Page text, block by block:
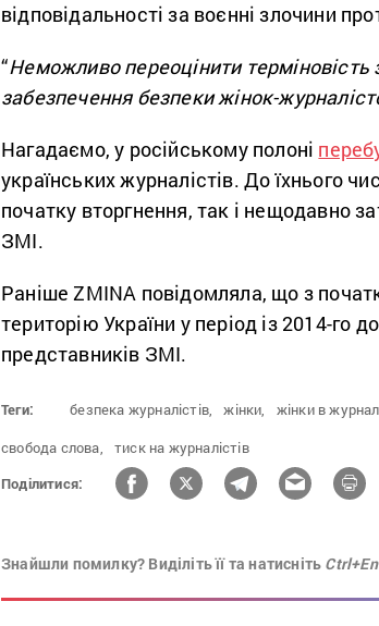
відповідальності за воєнні злочини
“Неможливо переоцінити терміновість
забезпечення безпеки жінок-
Нагадаємо, у російському полоні
українських журналістів. До їхнього
початку вторгнення, так і нещодавно
ЗМІ.
Раніше ZMINA повідомляла, що з
територію України у період із 2014-го
представників ЗМІ.
Теги: безпека журналістів, жінки, жінки в
свобода слова,
тиск на журналістів
Поділитися:
Знайшли помилку? Виділіть її та натисніть